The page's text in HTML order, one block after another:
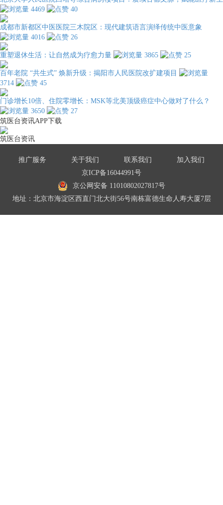
4469
40
成都市新都区中医医院三木院区：现代建筑语言演绎传统中医意象
4016
26
重塑退休生活：让自然成为疗愈力量 3865 25
百年老院 “共生式” 焕新升级：揭阳市人民医院改扩建项目
3714
45
门诊增长10倍、住院零增长：MSK等北美顶级癌症中心做对了什么？
3650
27
筑医台资讯APP下载
筑医台资讯
推广服务 关于我们 联系我们
加入我们
京ICP备16044991号
京公网安备 11010802027817号
地址：北京市海淀区西直门北大街56号南栋富德生命人寿大厦7层